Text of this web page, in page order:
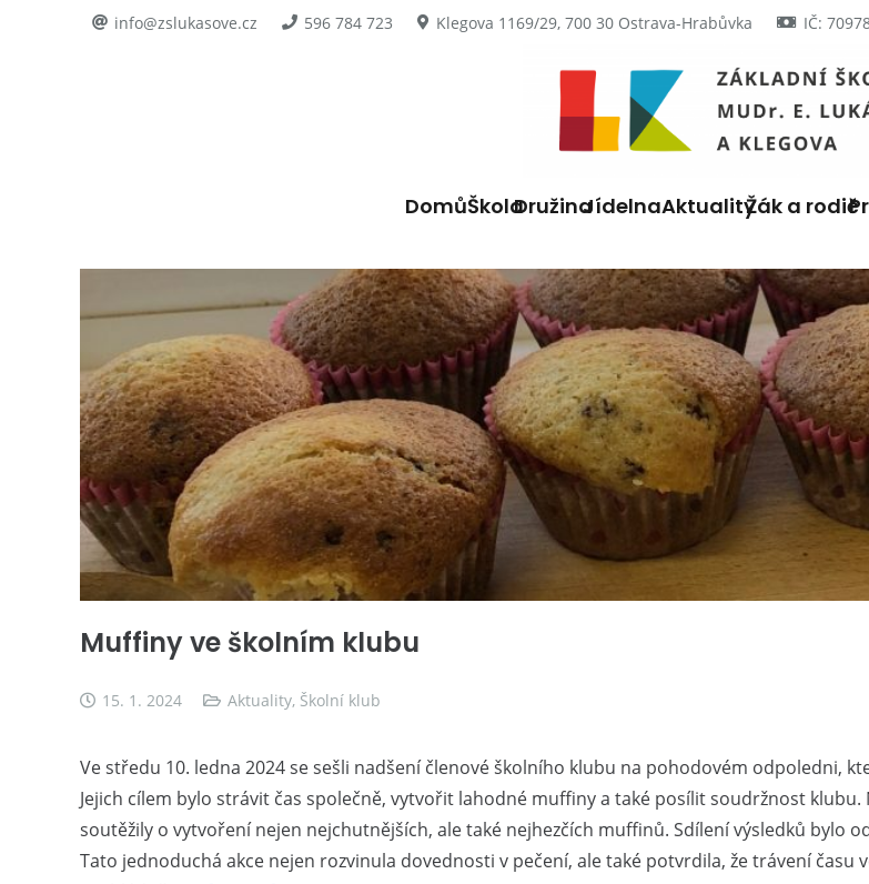
info@zslukasove.cz 596 784 723 Klegova 1169/29, 700 30 Ostrava-Hrabůvka IČ:
DomůŠkolaDružinaJídelnaAktualityŽák a rodič
Muffiny ve školním klubu
15. 1. 2024 Aktuality, Školní klub
Ve středu 10. ledna 2024 se sešli nadšení členové školního klubu na pohodovém odpoledni,
Jejich cílem bylo strávit čas společně, vytvořit lahodné muffiny a také posílit soudržnost
soutěžily o vytvoření nejen nejchutnějších, ale také nejhezčích muffinů. Sdílení výsledků bylo
Tato jednoduchá akce nejen rozvinula dovednosti v pečení, ale také potvrdila, že trávení času